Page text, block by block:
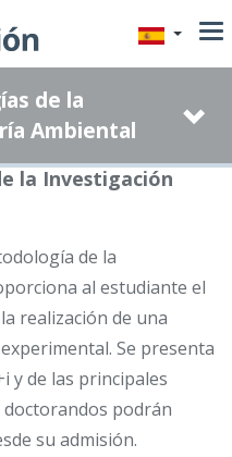
de la
Ambiental
la Investigación
de la
al estudiante el
realización de una
Se presenta
y de las principales
doctorandos podrán
su admisión.